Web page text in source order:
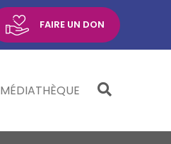
FAIRE UN DON
MÉDIATHÈQUE